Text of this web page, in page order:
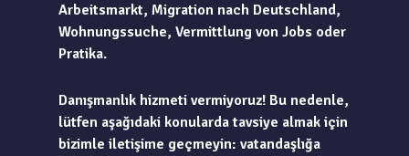
Arbeitsmarkt, Migration nach Deutschland,
Wohnungssuche, Vermittlung von Jobs oder
Pratika.
Danışmanlık hizmeti vermiyoruz! Bu nedenle,
lütfen aşağıdaki konularda tavsiye almak için
bizimle iletişime geçmeyin: vatandaşlığa